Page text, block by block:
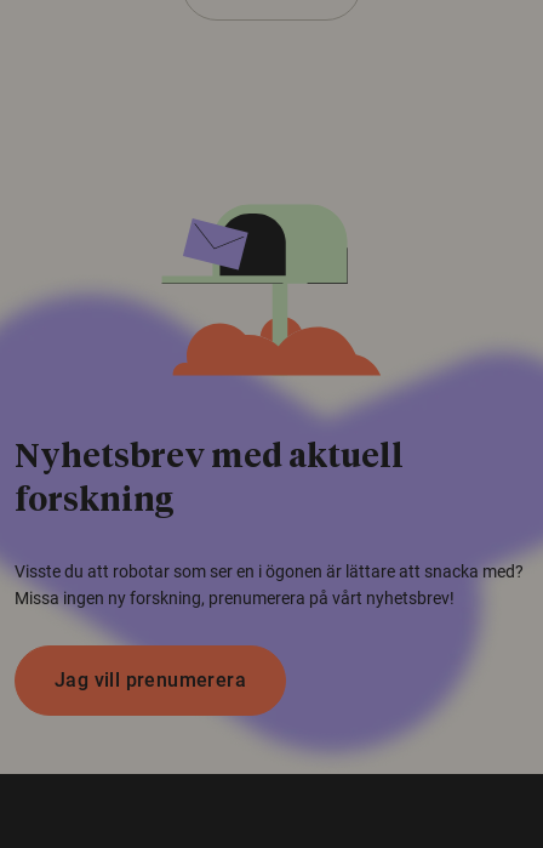
Nyhetsbrev med aktuell
forskning
Visste du att robotar som ser en i ögonen är lättare att snacka med?
Missa ingen ny forskning, prenumerera på vårt nyhetsbrev!
Jag vill prenumerera